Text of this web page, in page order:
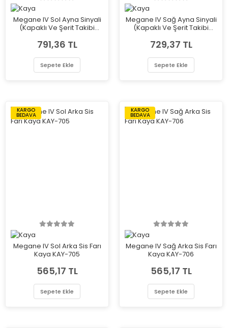
Megane IV Sol Ayna Sinyali
(Kapaklı Ve Şerit Takibi
791,36 TL
Sepete Ekle
Megane IV Sağ Ayna Sinyali
(Kapaklı Ve Şerit Takibi
729,37 TL
Sepete Ekle
KARGO
BEDAVA
Megane IV Sol Arka Sis Farı
Kaya KAY-705
565,17 TL
Sepete Ekle
KARGO
BEDAVA
Megane IV Sağ Arka Sis Farı
Kaya KAY-706
565,17 TL
Sepete Ekle